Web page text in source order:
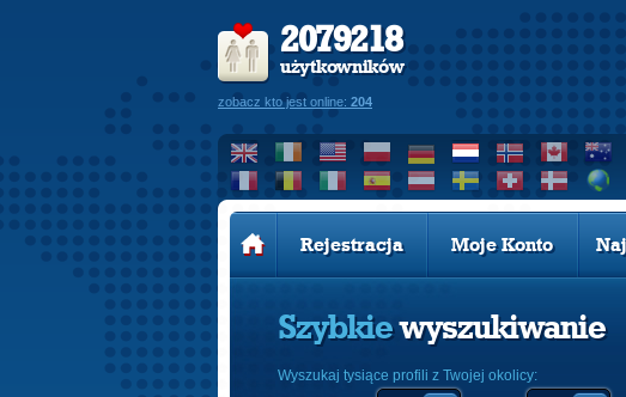
2079218
użytkowników
zobacz kto jest online: 204
Rejestracja Moje Konto
Szybkiewyszukiwanie
Wyszukaj tysiące profili z Twojej okolicy: